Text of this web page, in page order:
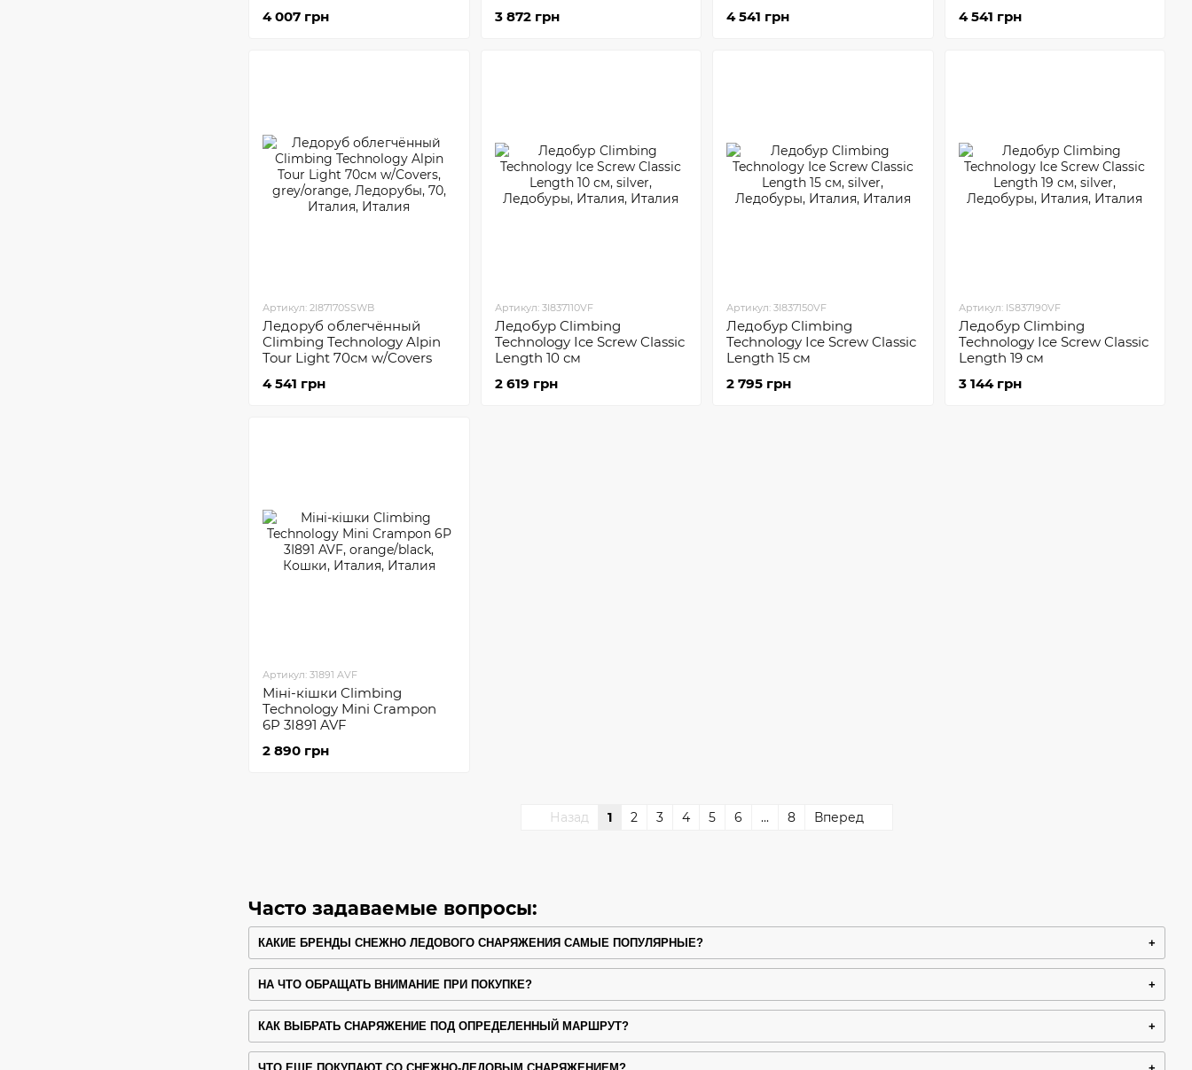
Часто задаваемые вопросы:
КАКИЕ БРЕНДЫ СНЕЖНО ЛЕДОВОГО СНАРЯЖЕНИЯ САМЫЕ ПОПУЛЯРНЫЕ?
НА ЧТО ОБРАЩАТЬ ВНИМАНИЕ ПРИ ПОКУПКЕ?
КАК ВЫБРАТЬ СНАРЯЖЕНИЕ ПОД ОПРЕДЕЛЕННЫЙ МАРШРУТ?
4 007 грн
3 872 грн
4 541 грн
4 541 грн
Артикул: 2I87170SSWB
Ледоруб облегчённый
Climbing Technology Alpin
Tour Light 70см w/Covers
4 541 грн
Артикул: 3I837110VF
Ледобур Climbing
Technology Ice Screw Classic
Length 10 см
2 619 грн
Артикул: 3I837150VF
Ледобур Climbing
Technology Ice Screw Classic
Length 15 см
2 795 грн
Артикул: IS837190VF
Ледобур Climbing
Technology Ice Screw Classic
Length 19 см
3 144 грн
Артикул: 31891 AVF
Міні-кішки Climbing
Technology Mini Crampon
6P 3I891 AVF
2 890 грн
Назад 1 2 3 4 5 6 ... 8 Вперед